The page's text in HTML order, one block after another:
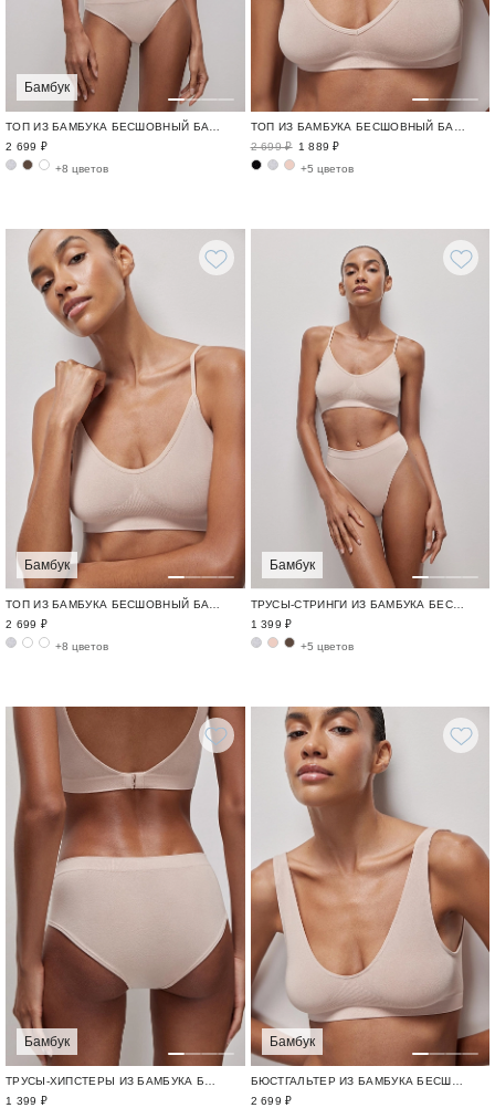
Бамбук
ТОП ИЗ БАМБУКА БЕСШОВНЫЙ БАМБУК / BAMBOO SEAMLESS
2 699 ₽
+8 цветов
ТОП ИЗ БАМБУКА БЕСШОВНЫЙ БАМБУК / BAMBOO SEAMLESS
2 699 ₽ 1 889 ₽
+5 цветов
Бамбук
2 699 ₽
+8 цветов
Бамбук
ТРУСЫ-СТРИНГИ ИЗ БАМБУКА БЕСШОВНЫЙ БАМБУК / BAMBOO SEAMLESS
1 399 ₽
+5 цветов
Бамбук
1 399 ₽
Бамбук
2 699 ₽